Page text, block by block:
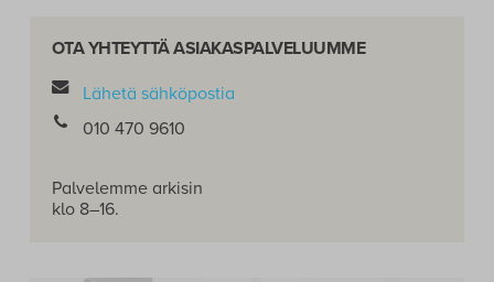
OTA YHTEYTTÄ ASIAKASPALVELUUMME
Lähetä sähköpostia
010 470 9610
Palvelemme arkisin
klo 8–16.